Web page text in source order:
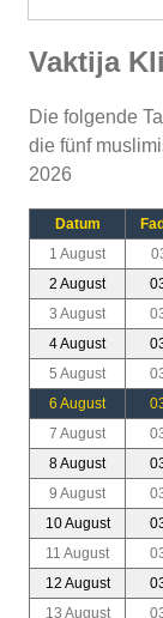
Vaktija
Die folgende
die fünf
2026
Datum
1 August
2 August
3 August
4 August
5 August
6 August
7 August
8 August
9 August
10 August
11 August
12 August
13 August